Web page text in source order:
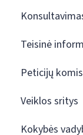
Teisinė
Peticijų
Veiklos sritys
Kokybės